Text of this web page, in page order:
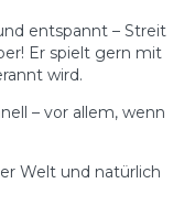
entspannt – Streit
Er spielt gern mit
wird.
– vor allem, wenn
Welt und natürlich